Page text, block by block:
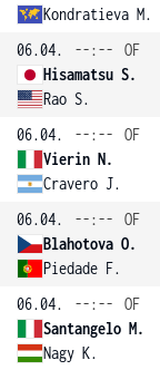
Kondratieva M.
06.04.
--:--
OF
Hisamatsu S.
Rao S.
06.04.
--:--
OF
Vierin N.
Cravero J.
06.04. --:--
OF
Blahotova O.
Piedade F.
06.04.
--:--
OF
Santangelo M.
Nagy K.